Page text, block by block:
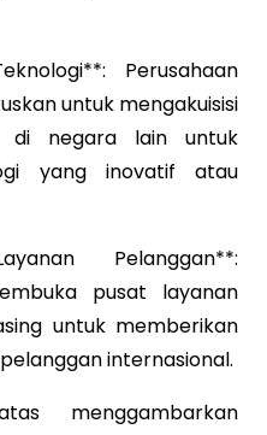
Perusahaan
untuk mengakuisisi
di negara lain untuk
yang inovatif atau
Pelanggan**:
pusat layanan
untuk memberikan
internasional.
menggambarkan